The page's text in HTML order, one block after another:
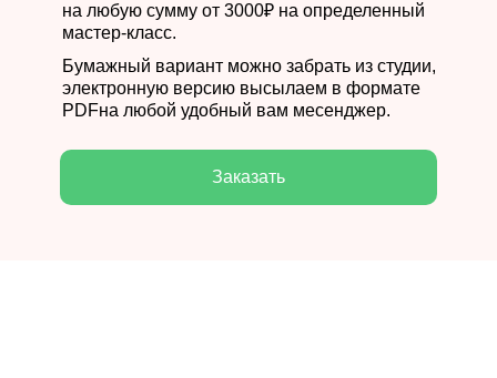
на любую сумму от 3000₽ на определенный
мастер-класс.
Бумажный вариант можно забрать из студии,
электронную версию высылаем в формате
PDFна любой удобный вам месенджер.
Заказать